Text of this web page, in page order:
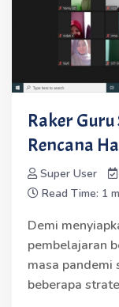
Raker Guru
Rencana
Super User
Read Time: 1
Demi
pembelajaran
masa pandemi
beberapa